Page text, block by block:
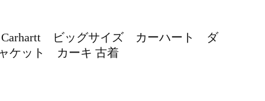
ビッグサイズ カーハート ダ
ケット カーキ 古着